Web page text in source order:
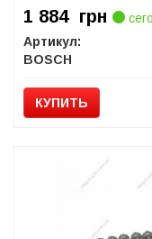
1 884 грн
Артикул:
BOSCH
КУПИТЬ